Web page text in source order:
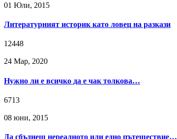
01 Юли, 2015
Литературният историк като ловец на разкази
12448
24 Мар, 2020
Нужно ли е всичко да е чак толкова…
6713
08 юни, 2015
Да сбъднеш нереалното или едно пътешествие…